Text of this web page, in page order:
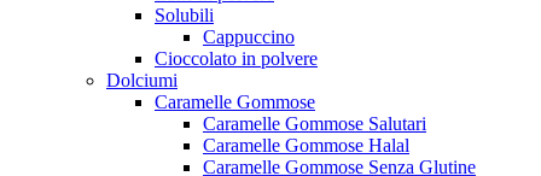
Solubili
Cappuccino
Cioccolato in polvere
Dolciumi
Caramelle Gommose
Caramelle Gommose Salutari
Caramelle Gommose Halal
Caramelle Gommose Senza Glutine